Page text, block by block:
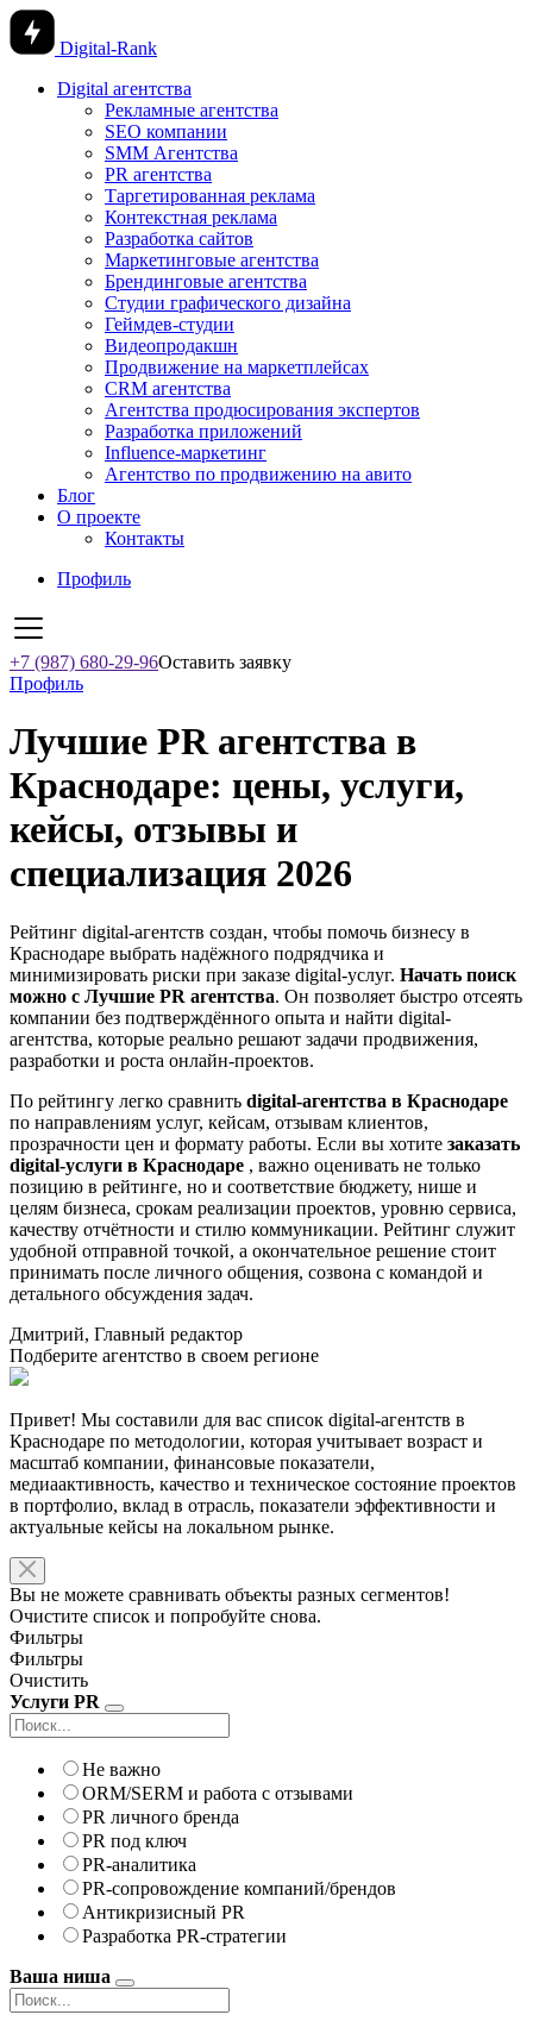
Digital-Rank
Digital агентства
Рекламные агентства
SEO компании
SMM Агентства
PR агентства
Таргетированная реклама
Контекстная реклама
Разработка сайтов
Маркетинговые агентства
Брендинговые агентства
Студии графического дизайна
Геймдев-студии
Видеопродакшн
Продвижение на маркетплейсах
CRM агентства
Агентства продюсирования экспертов
Разработка приложений
Influence-маркетинг
Агентство по продвижению на авито
Блог
О проекте
Контакты
Профиль
+7 (987) 680-29-96Оставить заявку
Профиль
Лучшие PR агентства в
Краснодаре: цены, услуги,
кейсы, отзывы и
специализация 2026
Рейтинг digital-агентств создан, чтобы помочь бизнесу в
Краснодаре выбрать надёжного подрядчика и
минимизировать риски при заказе digital-услуг. Начать поиск
можно с Лучшие PR агентства. Он позволяет быстро отсеять
компании без подтверждённого опыта и найти digital-
агентства, которые реально решают задачи продвижения,
разработки и роста онлайн-проектов.
По рейтингу легко сравнить digital-агентства в Краснодаре
по направлениям услуг, кейсам, отзывам клиентов,
прозрачности цен и формату работы. Если вы хотите заказать
digital-услуги в Краснодаре , важно оценивать не только
позицию в рейтинге, но и соответствие бюджету, нише и
целям бизнеса, срокам реализации проектов, уровню сервиса,
качеству отчётности и стилю коммуникации. Рейтинг служит
удобной отправной точкой, а окончательное решение стоит
принимать после личного общения, созвона с командой и
детального обсуждения задач.
Дмитрий, Главный редактор
Подберите агентство в своем регионе
Привет! Мы составили для вас список digital-агентств в
Краснодаре по методологии, которая учитывает возраст и
масштаб компании, финансовые показатели,
медиаактивность, качество и техническое состояние проектов
в портфолио, вклад в отрасль, показатели эффективности и
актуальные кейсы на локальном рынке.
Вы не можете сравнивать объекты разных сегментов!
Очистите список и попробуйте снова.
Фильтры
Фильтры
Очистить
Услуги PR
Не важно
ORM/SERM и работа с отзывами
PR личного бренда
PR под ключ
PR-аналитика
PR-сопровождение компаний/брендов
Антикризисный PR
Разработка PR-стратегии
Ваша ниша